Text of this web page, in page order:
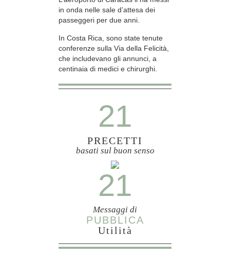
in onda nelle sale d’attesa dei
passeggeri per due anni.
In Costa Rica, sono state tenute
conferenze sulla Via della Felicità,
che includevano gli annunci, a
centinaia di medici e chirurghi.
21
PRECETTI
basati sul buon senso
21
Messaggi di
PUBBLICA
Utilità